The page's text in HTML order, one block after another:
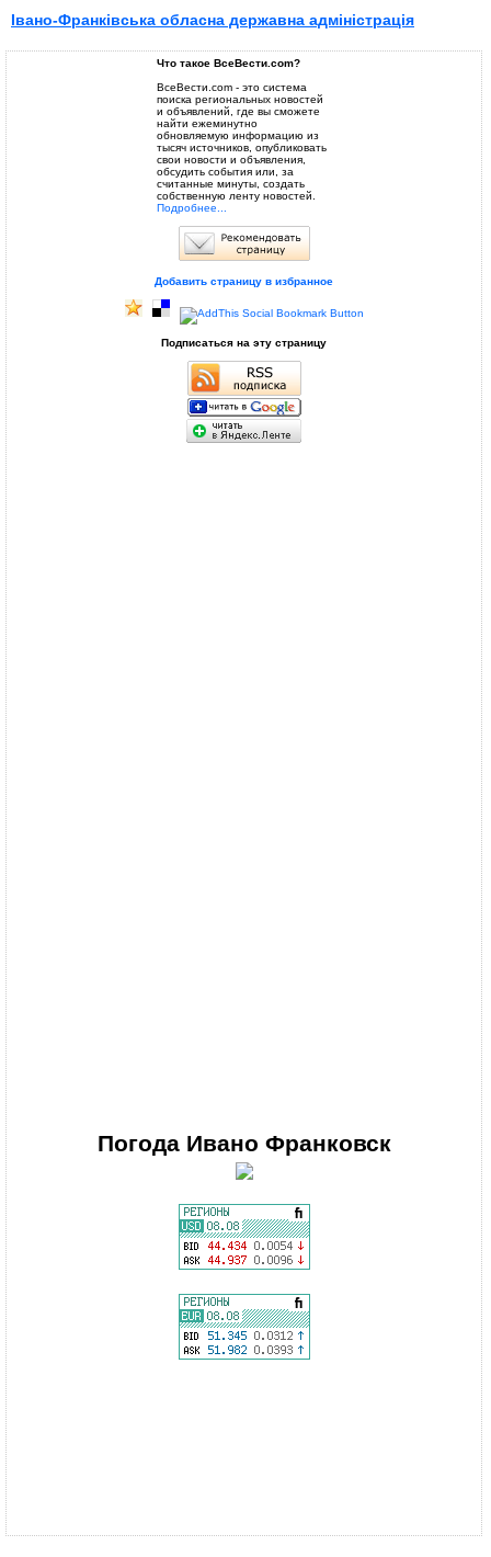
Івано-Франківська обласна державна адміністрація
Что такое ВсеВести.com?
ВсеВести.com - это система
поиска региональных новостей
и объявлений, где вы сможете
найти ежеминутно
обновляемую информацию из
тысяч источников, опубликовать
свои новости и объявления,
обсудить события или, за
считанные минуты, создать
собственную ленту новостей.
Подробнее...
Добавить страницу в избранное
Подписаться на эту страницу
Погода Ивано Франковск